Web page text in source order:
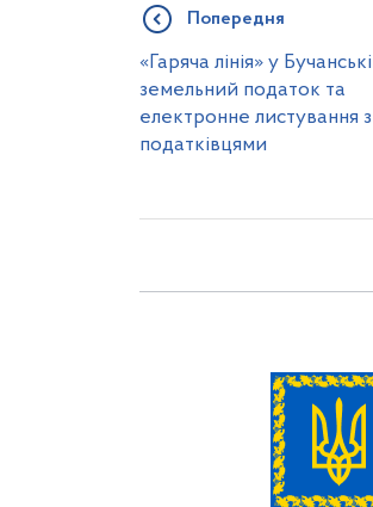
Попередня
«Гаряча лінія» у
земельний податок та
електронне листування з
податківцями